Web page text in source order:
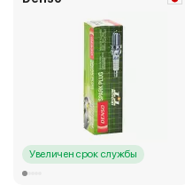
Увеличен срок службы